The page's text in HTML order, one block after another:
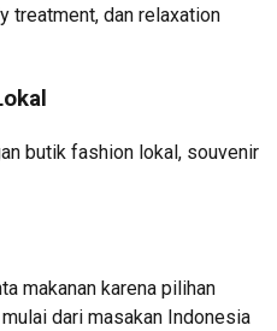
treatment, dan relaxation
butik fashion lokal, souvenir
makanan karena pilihan
dari masakan Indonesia